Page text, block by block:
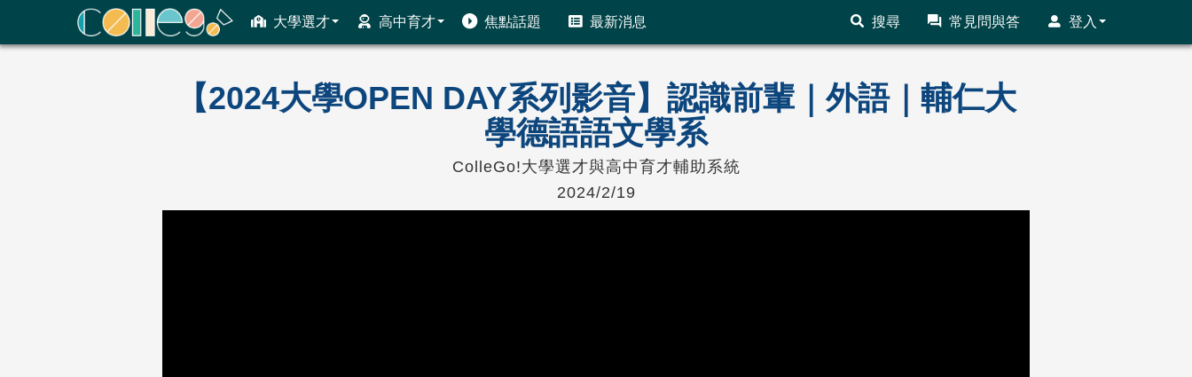
大學選才 高中育才 焦點話題 最新消息 搜尋 常見問與答 登入
ColleGo! 大學選才與高中育才輔助系統
【2024大學OPEN DAY系列影音】認識前輩｜外語｜輔仁大
學德語語文學系
ColleGo!大學選才與高中育才輔助系統
2024/2/19